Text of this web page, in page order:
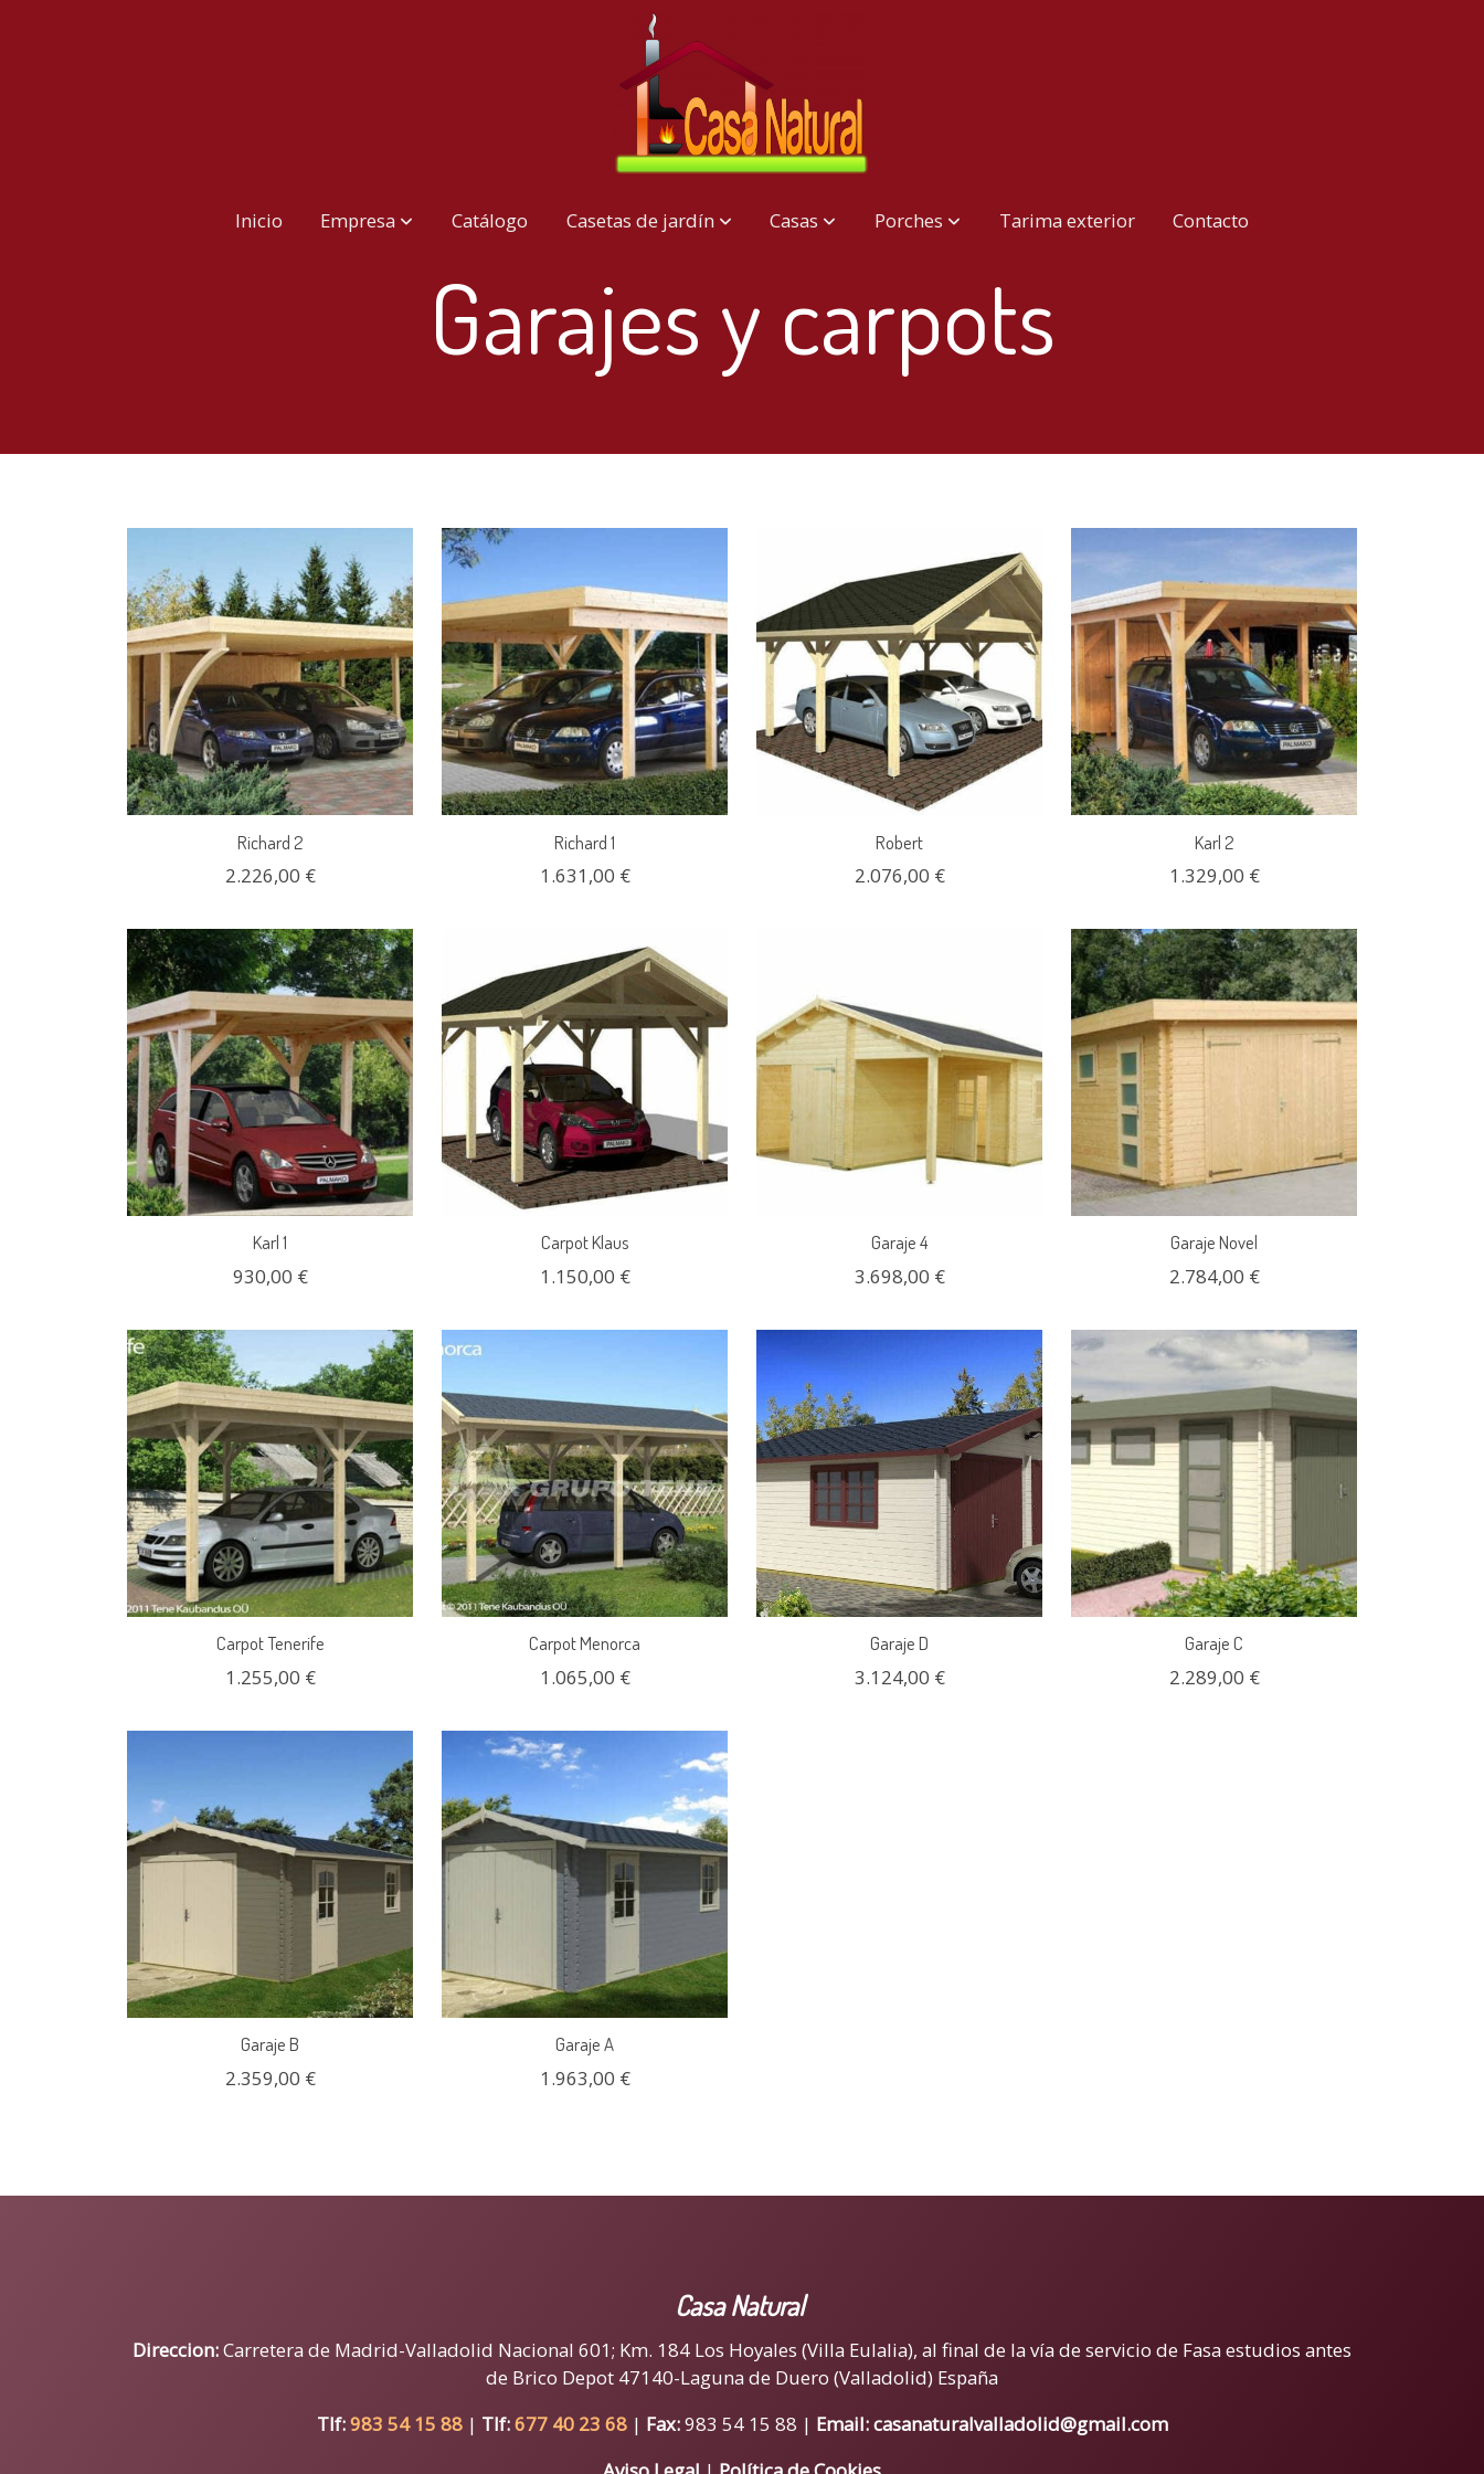
Inicio Empresa Catálogo Casetas de jardín Casas Porches Tarima exterior Contacto
Garajes y carpots
Richard 2
2.226,00 €
Richard 1
1.631,00 €
Robert
2.076,00 €
Karl 2
1.329,00 €
Karl 1
930,00 €
Carpot Klaus
1.150,00 €
Garaje 4
3.698,00 €
Garaje Novel
2.784,00 €
Carpot Tenerife
1.255,00 €
Carpot Menorca
1.065,00 €
Garaje D
3.124,00 €
Garaje C
2.289,00 €
Garaje B
2.359,00 €
Garaje A
1.963,00 €
Casa Natural
Direccion:Carretera de Madrid-Valladolid Nacional 601; Km. 184 Los Hoyales (Villa Eulalia), al final de la vía de servicio de Fasa estudios antes
de Brico Depot 47140-Laguna de Duero (Valladolid) España
Tlf:983 54 15 88| Tlf:677 40 23 68 | Fax:983 54 15 88 | Email:casanaturalvalladolid@gmail.com